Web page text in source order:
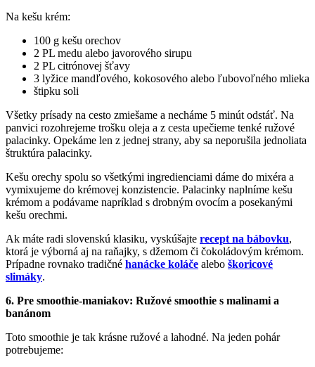
Na kešu krém:
100 g kešu orechov
2 PL medu alebo javorového sirupu
2 PL citrónovej šťavy
3 lyžice mandľového, kokosového alebo ľubovoľného mlieka
štipku soli
Všetky prísady na cesto zmiešame a necháme 5 minút odstáť. Na
panvici rozohrejeme trošku oleja a z cesta upečieme tenké ružové
palacinky. Opekáme len z jednej strany, aby sa neporušila jednoliata
štruktúra palacinky.
Kešu orechy spolu so všetkými ingredienciami dáme do mixéra a
vymixujeme do krémovej konzistencie. Palacinky naplníme kešu
krémom a podávame napríklad s drobným ovocím a posekanými
kešu orechmi.
Ak máte radi slovenskú klasiku, vyskúšajte recept na bábovku,
ktorá je výborná aj na raňajky, s džemom či čokoládovým krémom.
Prípadne rovnako tradičné hanácke koláče alebo škoricové
slimáky.
6. Pre smoothie-maniakov: Ružové smoothie s malinami a
banánom
Toto smoothie je tak krásne ružové a lahodné. Na jeden pohár
potrebujeme: